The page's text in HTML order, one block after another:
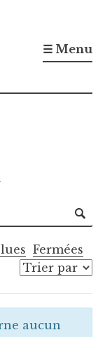
☰ Menu
Fermées
aucun